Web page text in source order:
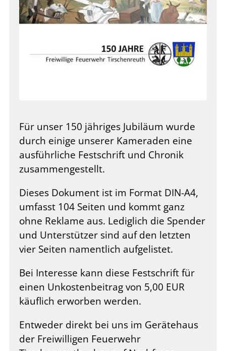
Für unser 150 jähriges Jubiläum wurde
durch einige unserer Kameraden eine
ausführliche Festschrift und Chronik
zusammengestellt.
Dieses Dokument ist im Format DIN-A4,
umfasst 104 Seiten und kommt ganz
ohne Reklame aus. Lediglich die Spender
und Unterstützer sind auf den letzten
vier Seiten namentlich aufgelistet.
Bei Interesse kann diese Festschrift für
einen Unkostenbeitrag von 5,00 EUR
käuflich erworben werden.
Entweder direkt bei uns im Gerätehaus
der Freiwilligen Feuerwehr